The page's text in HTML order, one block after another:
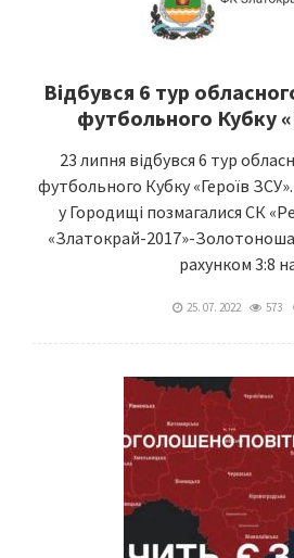
Відбувся 6 тур
футбольного Кубку
23 липня відбувся 6 тур
футбольного Кубку «Героїв
у Городищі позмагалися СК
«Златокрай-2017»-
рахунком 3:8
25. 07. 2022 573